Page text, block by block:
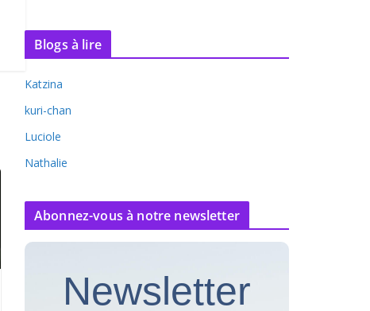
Blogs à lire
Katzina
kuri-chan
Luciole
Nathalie
Abonnez-vous à notre newsletter
Newsletter